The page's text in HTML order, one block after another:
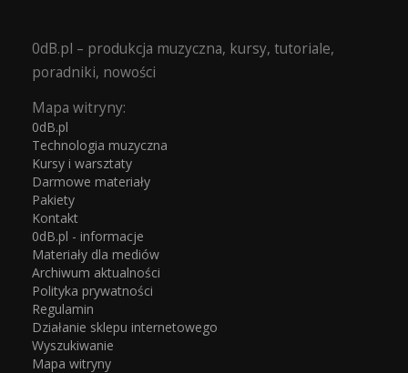
0dB.pl – produkcja muzyczna, kursy, tutoriale,
poradniki, nowości
Mapa witryny:
0dB.pl
Technologia muzyczna
Kursy i warsztaty
Darmowe materiały
Pakiety
Kontakt
0dB.pl - informacje
Materiały dla mediów
Archiwum aktualności
Polityka prywatności
Regulamin
Działanie sklepu internetowego
Wyszukiwanie
Mapa witryny